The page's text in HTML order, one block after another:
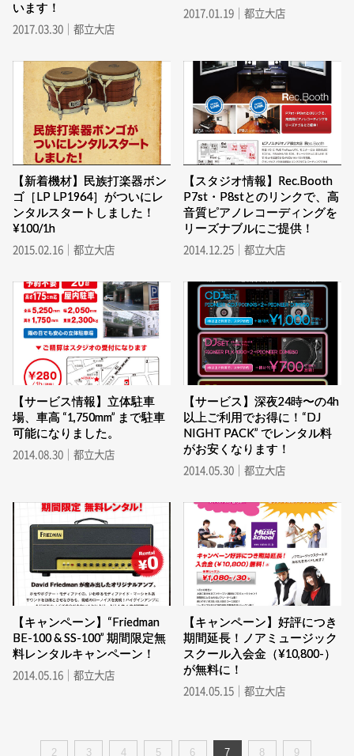
います！
2017.03.30｜都立大店
2017.01.19｜都立大店
【新着機材】民族打楽器ボン
ゴ［LP LP1964］がついにレ
ンタルスタートしました！
¥100/1h
2015.02.16｜都立大店
【スタジオ情報】Rec.Booth
P7st・P8stとのリンクで、高
音質ピアノレコーディングを
リーズナブルにご提供！
2014.12.25｜都立大店
【サービス情報】立体駐車
場、車高 “1,750mm” まで駐車
可能になりました。
2014.08.30｜都立大店
【サービス】深夜24時〜の4h
以上ご利用でお得に！“DJ
NIGHT PACK” でレンタル料
がお安くなります！
2014.05.30｜都立大店
【キャンペーン】“Friedman
BE-100 & SS-100” 期間限定無
料レンタルキャンペーン！
2014.05.16｜都立大店
【キャンペーン】好評につき
期間延長！ノアミュージック
スクール入会金（¥10,800-）
が無料に！
2014.05.15｜都立大店
2 3 4 5 6 7 8 9